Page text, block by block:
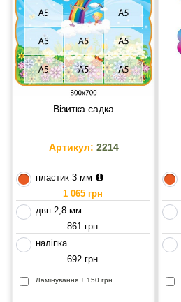
Візитка садка
Артикул: 2214
пластик 3 мм
1 065 грн
двп 2,8 мм
861 грн
наліпка
692 грн
Ламінування + 150 грн